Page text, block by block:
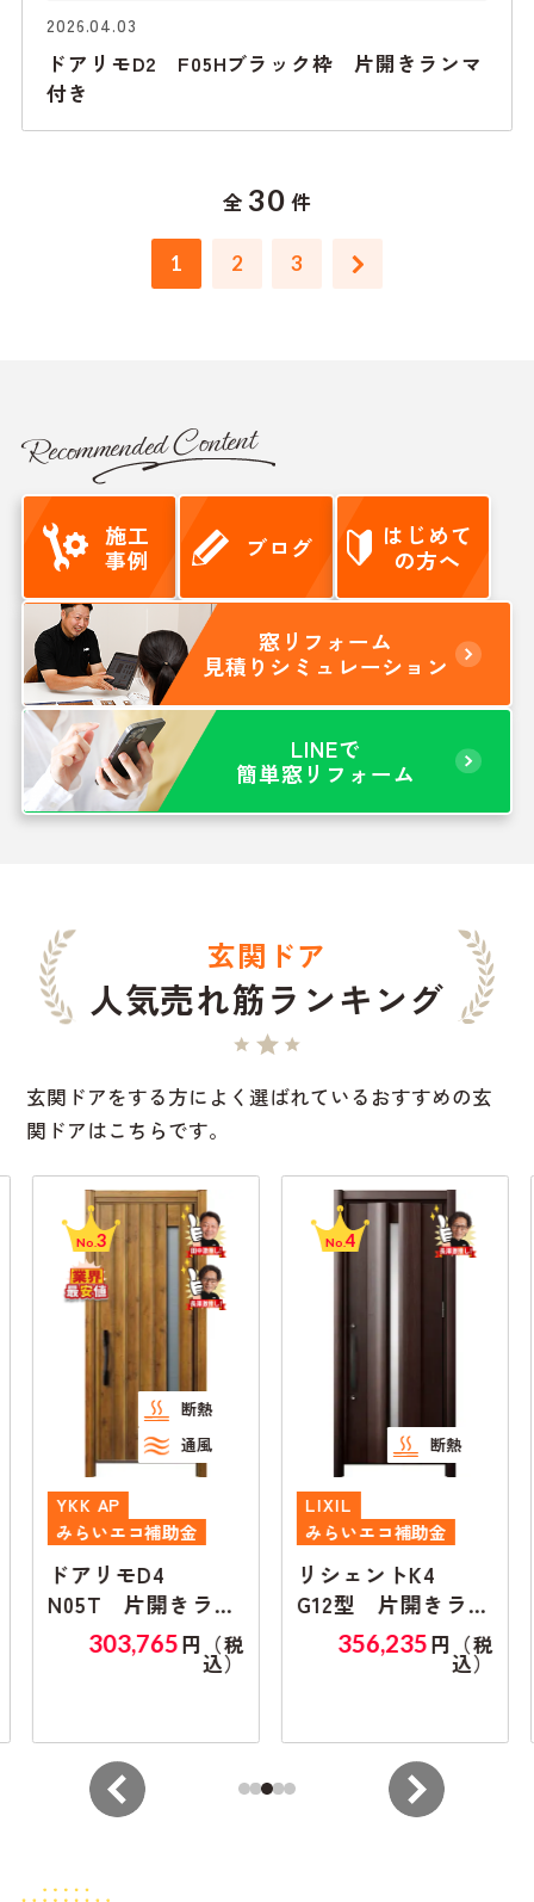
2026.04.03
ドアリモD2 F05Hブラック枠 片開きランマ
付き
全 30 件
1 2 3
Recommended Content
施工
事例
ブログ
はじめて
の方へ
窓リフォーム
見積りシミュレーション
LINEで
簡単窓リフォーム
玄関ドア
人気売れ筋ランキング
玄関ドアをする方によく選ばれているおすすめの玄
関ドアはこちらです。
No. 3
断熱
通風
YKK AP
みらいエコ補助金
ドアリモD4
N05T 片開きラン
マ無し303,765円（税
込）
No.4
断熱
LIXIL
みらいエコ補助金
リシェントK4
G12型 片開きラン
マ無し356,235円（税
込）